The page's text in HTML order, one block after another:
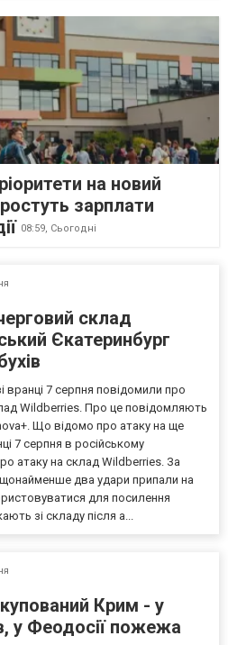
на новий
зарплати
08:59, Сьогодні
склад
Єкатеринбург
вранці 7 серпня повідомили про
Wildberries. Про це повідомляють
Що відомо про атаку на ще
7 серпня в російському
атаку на склад Wildberries. За
два удари припали на
для посилення
зі складу після а...
Крим - у
у Феодосії пожежа